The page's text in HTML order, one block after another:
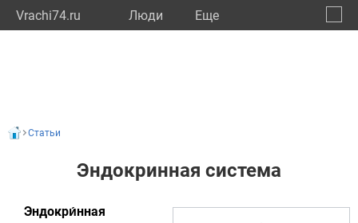
Vrachi74.ru Люди Eще
Статьи
Эндокринная система
Эндокри́нная